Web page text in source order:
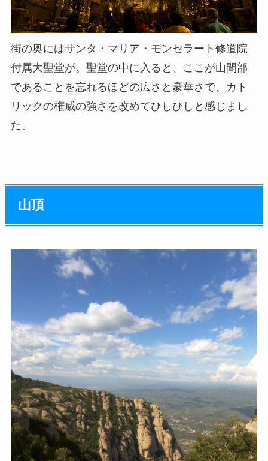
街の奥にはサンタ・マリア・モンセラート修道院
付属大聖堂が。聖堂の中に入ると、ここが山間部
であることを忘れるほどの広さと豪華さで、カト
リックの権威の強さを改めてひしひしと感じまし
た。
山頂